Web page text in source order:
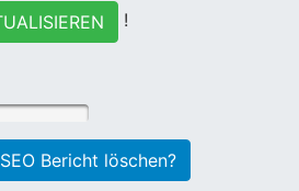
!
SEO Bericht löschen?